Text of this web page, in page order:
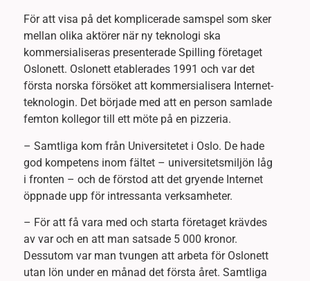
För att visa på det komplicerade samspel som sker
mellan olika aktörer när ny teknologi ska
kommersialiseras presenterade Spilling företaget
Oslonett. Oslonett etablerades 1991 och var det
första norska försöket att kommersialisera Internet-
teknologin. Det började med att en person samlade
femton kollegor till ett möte på en pizzeria.
– Samtliga kom från Universitetet i Oslo. De hade
god kompetens inom fältet – universitetsmiljön låg
i fronten – och de förstod att det gryende Internet
öppnade upp för intressanta verksamheter.
– För att få vara med och starta företaget krävdes
av var och en att man satsade 5 000 kronor.
Dessutom var man tvungen att arbeta för Oslonett
utan lön under en månad det första året. Samtliga